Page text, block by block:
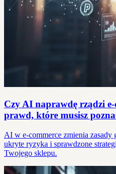
Czy AI naprawdę rządzi
prawd, które musisz
AI w e-commerce zmienia
ukryte ryzyka i sprawdzone
Twojego sklepu.